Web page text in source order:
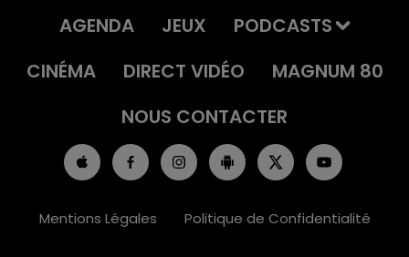
AGENDA
JEUX
PODCASTS
CINÉMA
DIRECT VIDÉO
MAGNUM 80
NOUS CONTACTER
Mentions Légales Politique de Confidentialité